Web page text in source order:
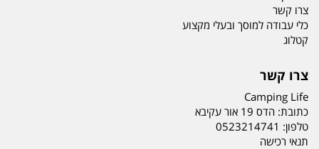
צרו קשר
כלי עבודה למוסך ובעלי מקצוע
קטלוג
צרו קשר
Camping Life
כתובת: הדס 19 אור עקיבא
טלפון: 0523214741
תנאי רכישה